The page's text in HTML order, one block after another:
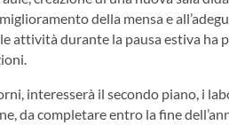
della mensa e
attività durante la pausa estiva ha
interesserà il secondo piano, i
da completare entro la fine